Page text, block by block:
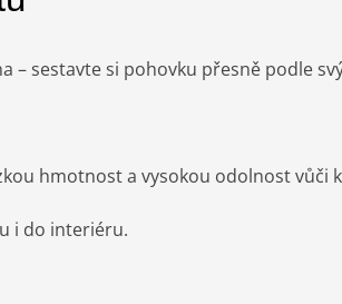
– sestavte si pohovku přesně podle
hmotnost a vysokou odolnost vůči
i do interiéru.